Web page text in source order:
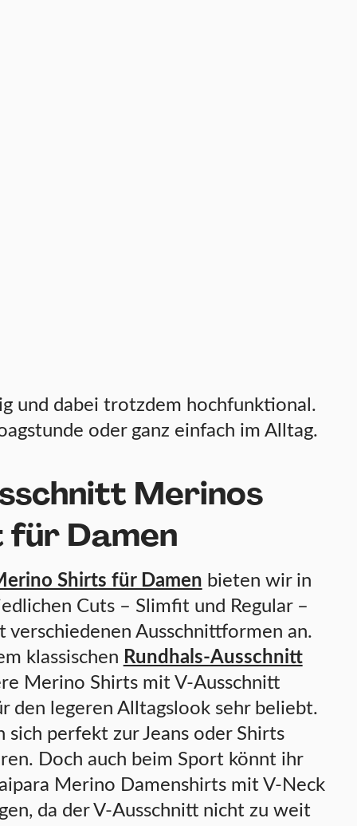
und dabei trotzdem hochfunktional.
oder ganz einfach im Alltag.
Merinos
Damen
Shirts für Damen bieten wir in
Cuts – Slimfit und Regular –
verschiedenen Ausschnittformen an.
klassischen Rundhals-Ausschnitt
Merino Shirts mit V-Ausschnitt
den legeren Alltagslook sehr beliebt.
sich perfekt zur Jeans oder Shirts
Doch auch beim Sport könnt ihr
Merino Damenshirts mit V-Neck
da der V-Ausschnitt nicht zu weit